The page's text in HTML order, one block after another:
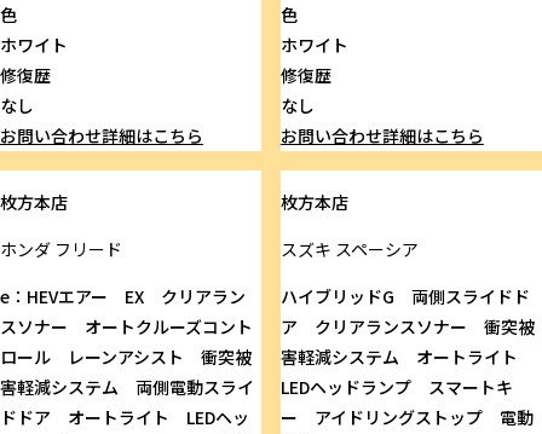
色
ホワイト
修復歴
なし
お問い合わせ詳細はこちら
色
ホワイト
修復歴
なし
お問い合わせ詳細はこちら
枚方本店
ホンダ フリード
e：HEVエアー EX クリアラン
スソナー オートクルーズコント
ロール レーンアシスト 衝突被
害軽減システム 両側電動スライ
ドドア オートライト LEDヘッ
枚方本店
スズキ スペーシア
ハイブリッドG 両側スライドド
ア クリアランスソナー 衝突被
害軽減システム オートライト
LEDヘッドランプ スマートキ
ー アイドリングストップ 電動